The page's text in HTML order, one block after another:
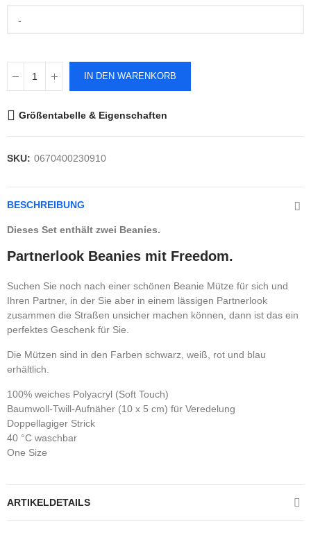
-
IN DEN WARENKORB
Größentabelle & Eigenschaften
SKU: 0670400230910
BESCHREIBUNG
Dieses Set enthält zwei Beanies.
Partnerlook Beanies mit Freedom.
Suchen Sie noch nach einer schönen Beanie Mütze für sich und
Ihren Partner, in der Sie aber in einem lässigen Partnerlook
zusammen die Straßen unsicher machen können, dann ist das ein
perfektes Geschenk für Sie.
Die Mützen sind in den Farben schwarz, weiß, rot und blau
erhältlich.
100% weiches Polyacryl (Soft Touch)
Baumwoll-Twill-Aufnäher (10 x 5 cm) für Veredelung
Doppellagiger Strick
40 °C waschbar
One Size
ARTIKELDETAILS